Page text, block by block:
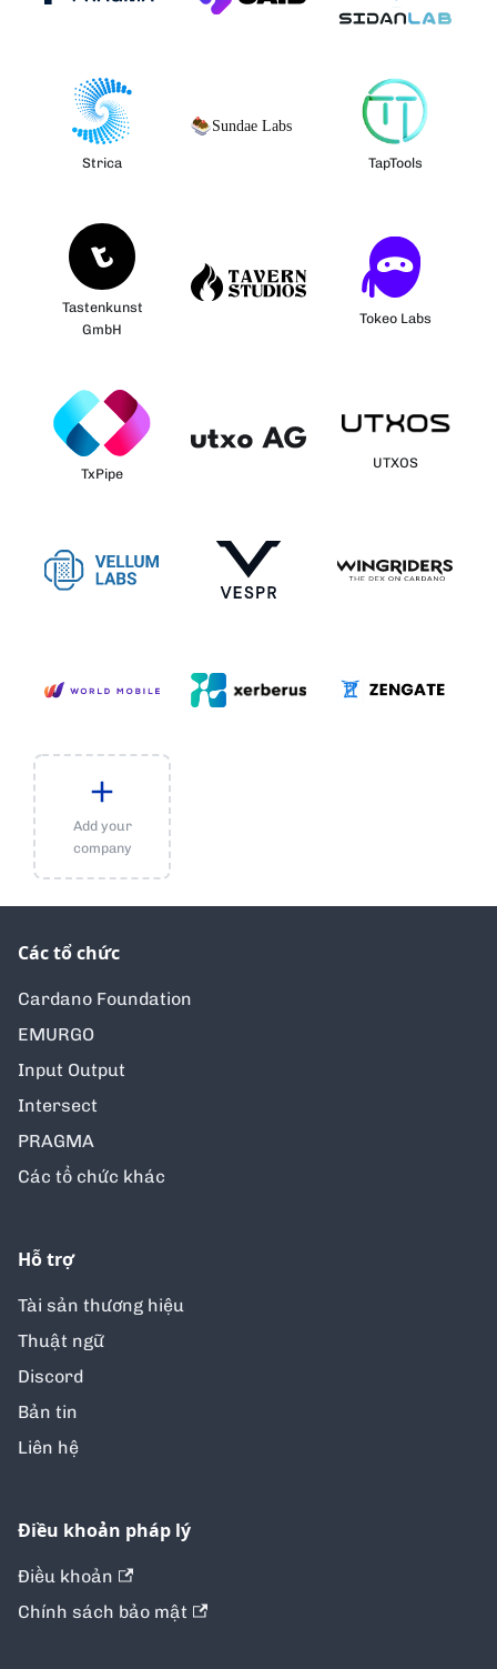
Strica TapTools
Tastenkunst
GmbH
Tokeo Labs
TxPipe
UTXOS
Add your
company
Các tổ chức
Cardano Foundation
EMURGO
Input Output
Intersect
PRAGMA
Các tổ chức khác
Hỗ trợ
Tài sản thương hiệu
Thuật ngữ
Discord
Bản tin
Liên hệ
Điều khoản pháp lý
Điều khoản
Chính sách bảo mật